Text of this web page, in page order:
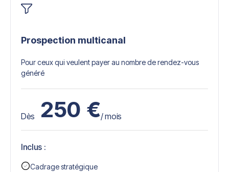
Prospection multicanal
Pour ceux qui veulent payer au nombre de rendez-vous
généré
Dès 250 €/ mois
Inclus :
Cadrage stratégique